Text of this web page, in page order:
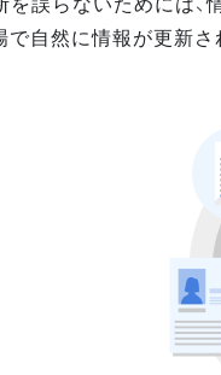
自然に情報が更新さ